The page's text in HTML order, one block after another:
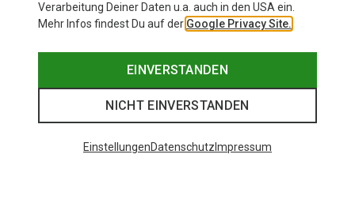
Verarbeitung Deiner Daten u.a. auch in den USA ein.
Mehr Infos findest Du auf der Google Privacy Site.
EINVERSTANDEN
NICHT EINVERSTANDEN
EinstellungenDatenschutz Impressum